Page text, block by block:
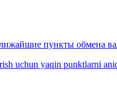
пункты обмена
uchun yaqin punktlarni